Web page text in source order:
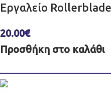
Εργαλείο
20.00€
Προσθήκη στο καλάθι